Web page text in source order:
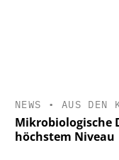
NEWS • AUS DEN
Mikrobiologische
höchstem Niveau